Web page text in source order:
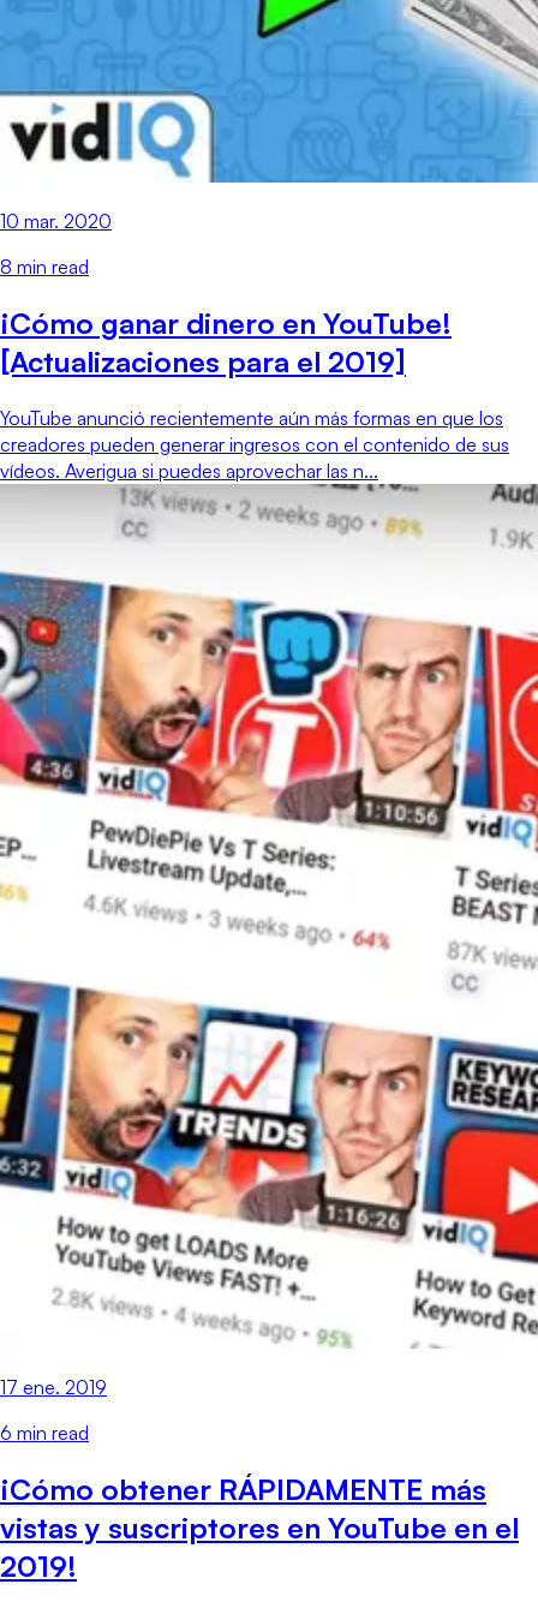
10 mar. 2020
8 min read
¡Cómo ganar dinero en YouTube!
[Actualizaciones para el 2019]
YouTube anunció recientemente aún más formas en que los
creadores pueden generar ingresos con el contenido de sus
vídeos. Averigua si puedes aprovechar las n...
17 ene. 2019
6 min read
¡Cómo obtener RÁPIDAMENTE más
vistas y suscriptores en YouTube en el
2019!